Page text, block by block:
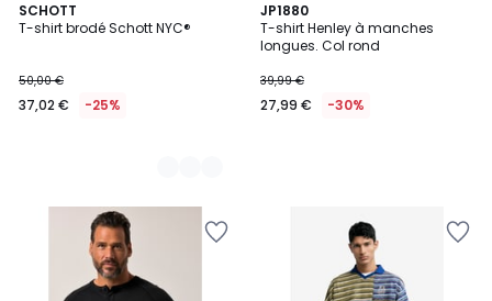
SCHOTT
T-shirt brodé Schott NYC®
50,00 €
37,02 € -25%
4
Couleurs
JP1880
T-shirt Henley à manches
longues. Col rond
39,99 €
27,99 € -30%